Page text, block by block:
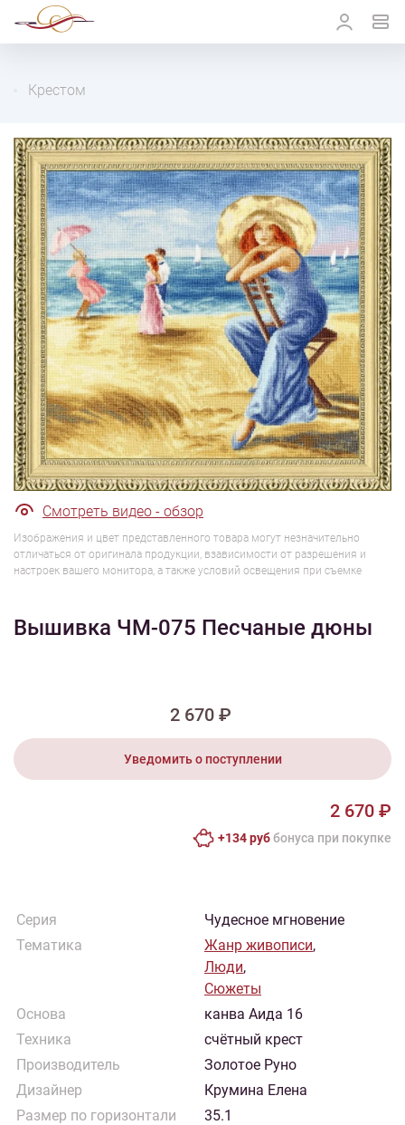
Крестом
1/3
Смотреть видео - обзор
Изображения и цвет представленного товара могут незначительно
отличаться от оригинала продукции, взависимости от разрешения и
настроек вашего монитора, а также условий освещения при съемке
Вышивка ЧМ-075 Песчаные дюны
2 670 ₽
Уведомить о поступлении
2 670 ₽
+134 руббонусa при покупке
Серия
Чудесное мгновение
Тематика
Жанр живописи,
Люди,
Сюжеты
Основа
канва Аида 16
Техника
счётный крест
Производитель
Золотое Руно
Дизайнер
Крумина Елена
Размер по горизонтали
35.1